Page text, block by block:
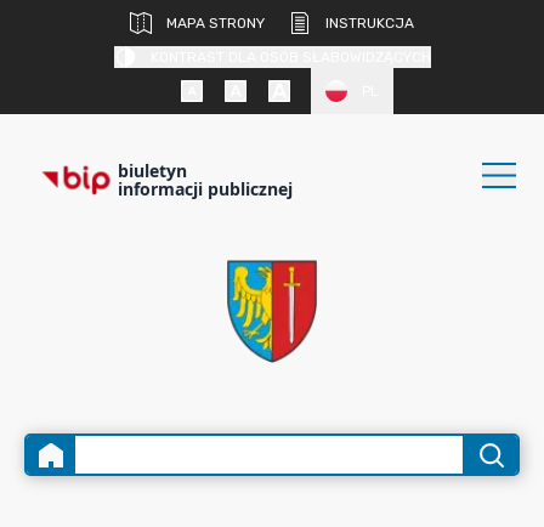
MAPA STRONY
INSTRUKCJA
biuletyn
informacji publicznej